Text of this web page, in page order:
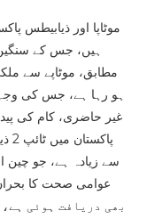
موٹاپا اور ذیابیطس
ہیں، جس کے
ہو رہا ہے، جس کی وجہ
غیر حاضری، کام کی
سے زیادہ ہے، جو چین
بھی دریافت ہوئی